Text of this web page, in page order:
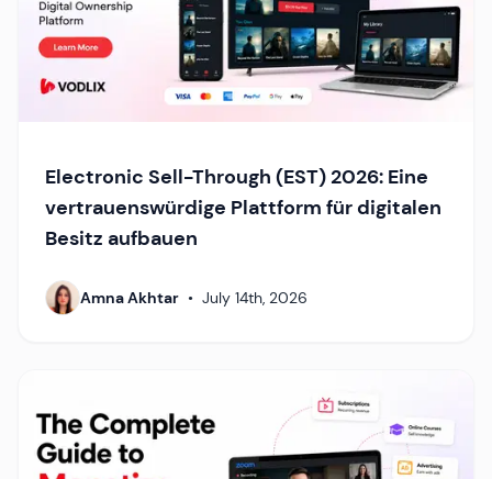
Electronic Sell-Through (EST) 2026: Eine
vertrauenswürdige Plattform für digitalen
Besitz aufbauen
Amna Akhtar • July 14th, 2026